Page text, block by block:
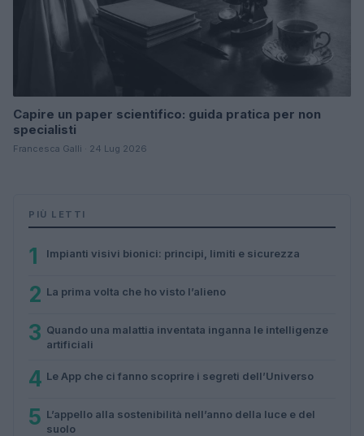
Capire un paper scientifico: guida pratica per non
specialisti
Francesca Galli · 24 Lug 2026
PIÙ LETTI
1 Impianti visivi bionici: principi, limiti e sicurezza
2 La prima volta che ho visto l’alieno
3 Quando una malattia inventata inganna le intelligenze
artificiali
4 Le App che ci fanno scoprire i segreti dell’Universo
5 L’appello alla sostenibilità nell’anno della luce e del
suolo